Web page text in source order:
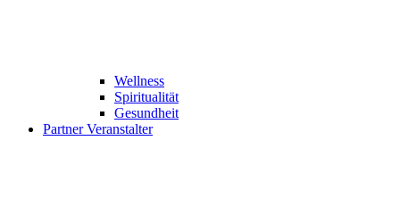
Wellness
Spiritualität
Gesundheit
Partner Veranstalter